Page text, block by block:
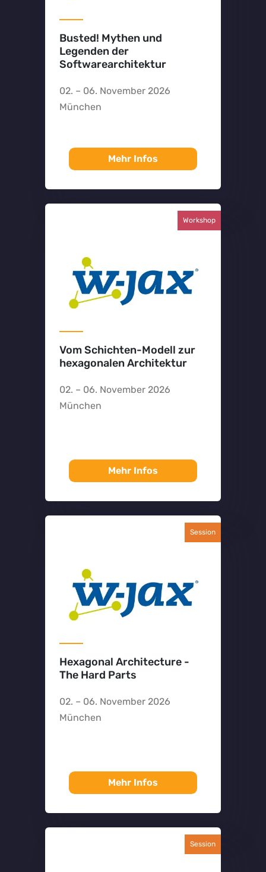
Busted! Mythen und
Legenden der
Softwarearchitektur
02. – 06. November 2026
München
Mehr Infos
Workshop
Vom Schichten-Modell zur
hexagonalen Architektur
02. – 06. November 2026
München
Mehr Infos
Session
Hexagonal Architecture -
The Hard Parts
02. – 06. November 2026
München
Mehr Infos
Session